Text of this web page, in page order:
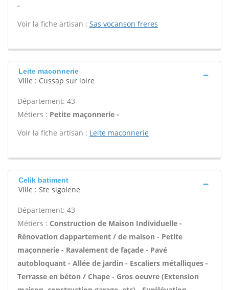
-
Voir la fiche artisan : Sas vocanson freres
Leite maconnerie
Ville : Cussap sur loire
Département: 43
Métiers : Petite maçonnerie -
Voir la fiche artisan : Leite maconnerie
Celik batiment
Ville : Ste sigolene
Département: 43
Métiers : Construction de Maison Individuelle -
Rénovation dappartement / de maison - Petite
maçonnerie - Ravalement de façade - Pavé
autobloquant - Allée de jardin - Escaliers métalliques -
Terrasse en béton / Chape - Gros oeuvre (Extension